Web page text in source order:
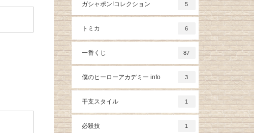
ガシャポン!コレクション 5
トミカ 6
一番くじ 87
僕のヒーローアカデミー info 3
干支スタイル 1
必殺技 1